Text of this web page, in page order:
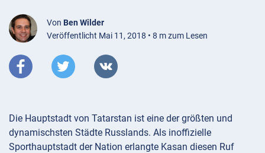
Von Ben Wilder
Veröffentlicht Mai 11, 2018 • 8 m zum Lesen
Die Hauptstadt von Tatarstan ist eine der größten und
dynamischsten Städte Russlands. Als inoffizielle
Sporthauptstadt der Nation erlangte Kasan diesen Ruf